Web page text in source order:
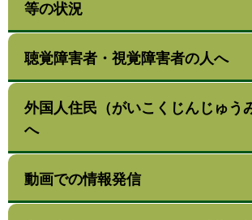
等の状況
聴覚障害者・視覚障害者の人へ
外国人住民（がいこくじんじゅう
へ
動画での情報発信